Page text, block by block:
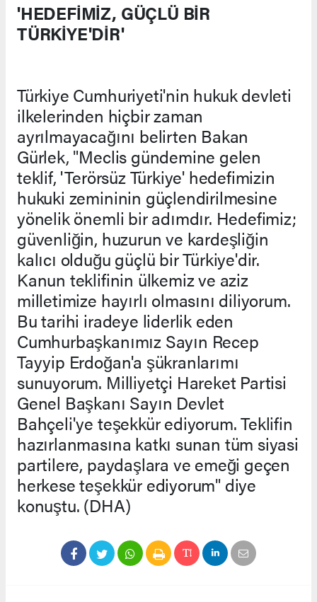
'HEDEFİMİZ, GÜÇLÜ BİR
TÜRKİYE'DİR'
Türkiye Cumhuriyeti'nin hukuk devleti
ilkelerinden hiçbir zaman
ayrılmayacağını belirten Bakan
Gürlek, "Meclis gündemine gelen
teklif, 'Terörsüz Türkiye' hedefimizin
hukuki zemininin güçlendirilmesine
yönelik önemli bir adımdır. Hedefimiz;
güvenliğin, huzurun ve kardeşliğin
kalıcı olduğu güçlü bir Türkiye'dir.
Kanun teklifinin ülkemiz ve aziz
milletimize hayırlı olmasını diliyorum.
Bu tarihi iradeye liderlik eden
Cumhurbaşkanımız Sayın Recep
Tayyip Erdoğan'a şükranlarımı
sunuyorum. Milliyetçi Hareket Partisi
Genel Başkanı Sayın Devlet
Bahçeli'ye teşekkür ediyorum. Teklifin
hazırlanmasına katkı sunan tüm siyasi
partilere, paydaşlara ve emeği geçen
herkese teşekkür ediyorum" diye
konuştu. (DHA)